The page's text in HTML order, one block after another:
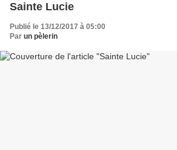
Sainte Lucie
Publié le 13/12/2017 à 05:00
Par un pèlerin